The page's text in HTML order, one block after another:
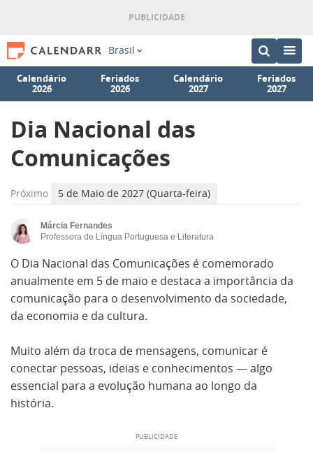
Brasil
Calendário
2026
Feriados
2026
Calendário
2027
Feriados
2027
Dia Nacional das
Comunicações
Próximo 5 de Maio de 2027 (Quarta-feira)
Márcia Fernandes
Professora de Língua Portuguesa e Literatura
O Dia Nacional das Comunicações é comemorado
anualmente em 5 de maio e destaca a importância da
comunicação para o desenvolvimento da sociedade,
da economia e da cultura.
Muito além da troca de mensagens, comunicar é
conectar pessoas, ideias e conhecimentos — algo
essencial para a evolução humana ao longo da
história.